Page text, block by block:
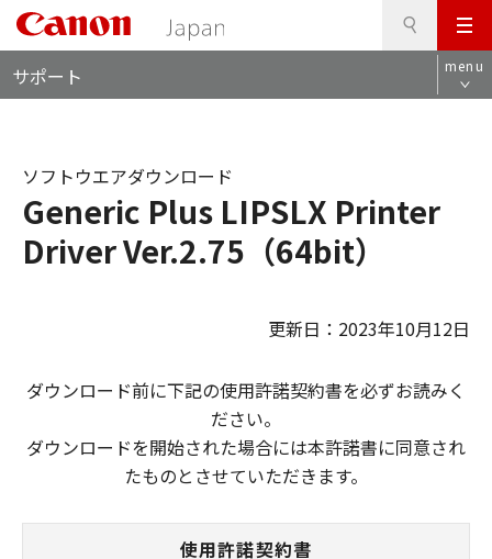
メ
ニ
ュ
サポート menu
Generic Plus LIPSLX Printer
Driver Ver.2.75（64bit）
ソフトウエアダウンロード
更新日：2023年10月12日
ダウンロード前に下記の使用許諾契約書を必ずお読みく
ださい。
ダウンロードを開始された場合には本許諾書に同意され
たものとさせていただきます。
使用許諾契約書